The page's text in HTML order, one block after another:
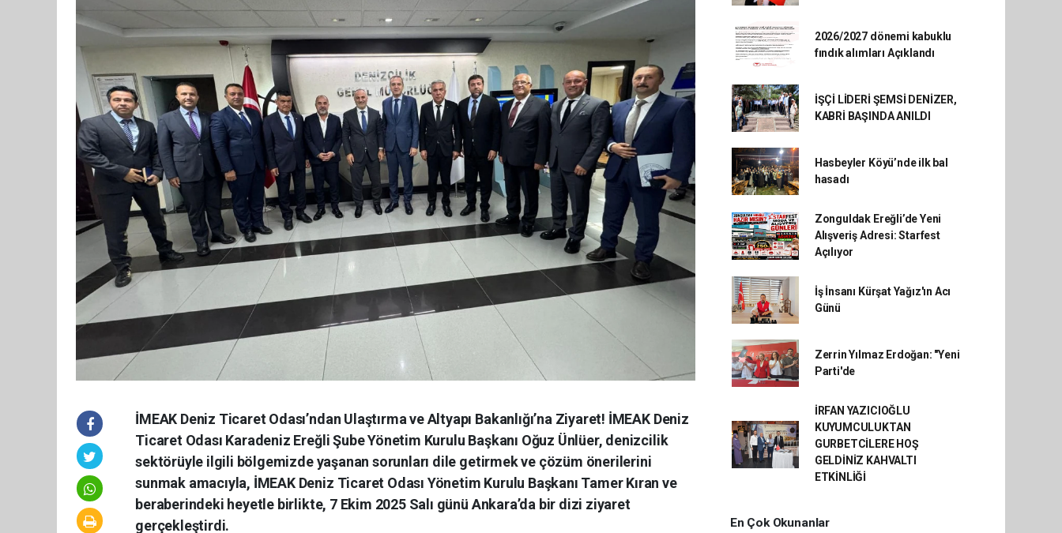
İMEAK Deniz Ticaret Odası’ndan Ulaştırma ve Altyapı Bakanlığı’na Ziyaret! İMEAK Deniz
Ticaret Odası Karadeniz Ereğli Şube Yönetim Kurulu Başkanı Oğuz Ünlüer, denizcilik
sektörüyle ilgili bölgemizde yaşanan sorunları dile getirmek ve çözüm önerilerini
sunmak amacıyla, İMEAK Deniz Ticaret Odası Yönetim Kurulu Başkanı Tamer Kıran ve
beraberindeki heyetle birlikte, 7 Ekim 2025 Salı günü Ankara’da bir dizi ziyaret
gerçekleştirdi.
2026/2027 dönemi kabuklu
fındık alımları Açıklandı
İŞÇİ LİDERİ ŞEMSİ DENİZER,
KABRİ BAŞINDA ANILDI
Hasbeyler Köyü’nde ilk bal
hasadı
Zonguldak Ereğli’de Yeni
Alışveriş Adresi: Starfest
Açılıyor
İş İnsanı Kürşat Yağız'ın Acı
Günü
Zerrin Yılmaz Erdoğan: "Yeni
Parti'de
İRFAN YAZICIOĞLU
KUYUMCULUKTAN
GURBETCİLERE HOŞ
GELDİNİZ KAHVALTI
ETKİNLİĞİ
En Çok Okunanlar